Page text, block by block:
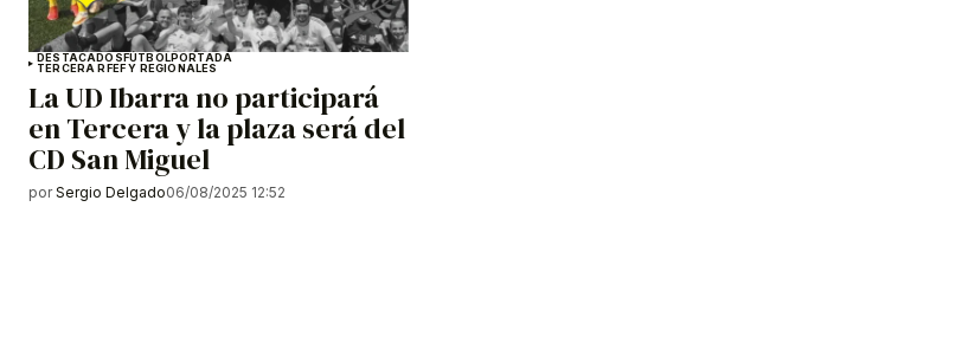
DESTACADOS FÚTBOLPORTADA
TERCERA RFEF Y REGIONALES
La UD Ibarra no participará
en Tercera y la plaza será del
CD San Miguel
por Sergio Delgado06/08/2025 12:52